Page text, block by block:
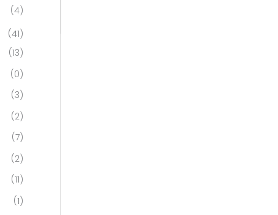
(4)
(41)
(13)
(0)
(3)
(2)
(7)
(2)
(11)
(1)